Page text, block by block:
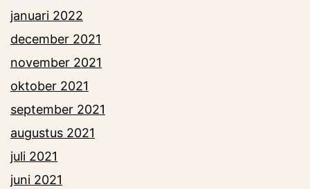
januari 2022
december 2021
november 2021
oktober 2021
september 2021
augustus 2021
juli 2021
juni 2021